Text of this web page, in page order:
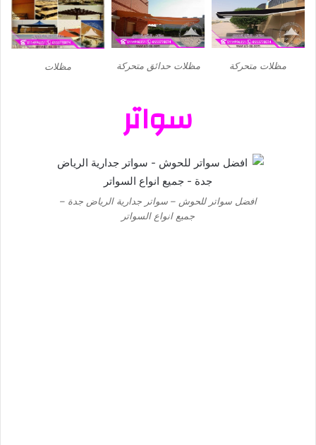
مظلات متحركة مظلات حدائق متحركة مظلات
سواتر
افضل سواتر للحوش – سواتر جدارية الرياض جدة –
جميع انواع السواتر